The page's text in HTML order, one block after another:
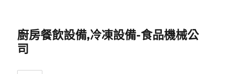
廚房餐飲設備,冷凍設備-食品機械公
司